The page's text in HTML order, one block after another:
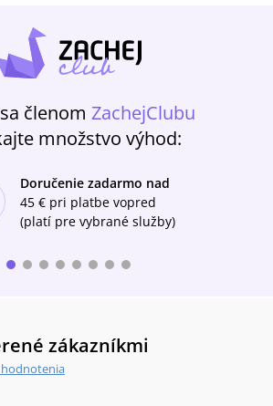
představuje nejen dětem dramatizované i
vyprávěné pohádky z archivu Supraphonu.
Dramatizované jsou pohádky Tři čmeláci,
Začarovaný les, O Popelce, O králi jelenovi a
pohádky jsou pak vyprávěné.Supraphon
dětem 11 obsahuje následující pohádky:Tři
čmeláciZačarovaný lesO králíčkovi
kočářeJak Jaromil ke štěstí přišelO králi jelenovi
a zvířátkách z podzámeckého lesa.
členom ZachejClubu
množstvo výhod:
Doručenie zadarmo nad
45 € pri platbe vopred
(platí pre vybrané služby)
zákazníkmi
hodnotenia